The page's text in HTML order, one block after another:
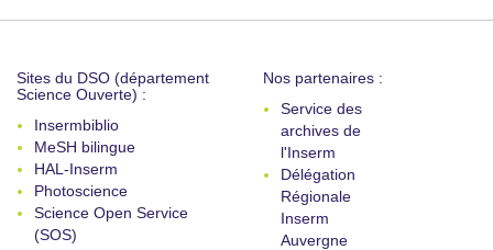
Sites du DSO (département
Science Ouverte) :
Insermbiblio
MeSH bilingue
HAL-Inserm
Photoscience
Science Open Service
(SOS)
Nos partenaires :
Service des
archives de
l'Inserm
Délégation
Régionale
Inserm
Auvergne